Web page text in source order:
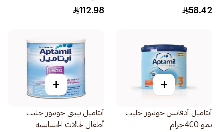
58.42
112.98
+
أبتاميل أدفانس جونيور حليب
نمو 400جرام
+
أبتاميل بيبتى جونيور حليب
أطفال لحالات الحساسية